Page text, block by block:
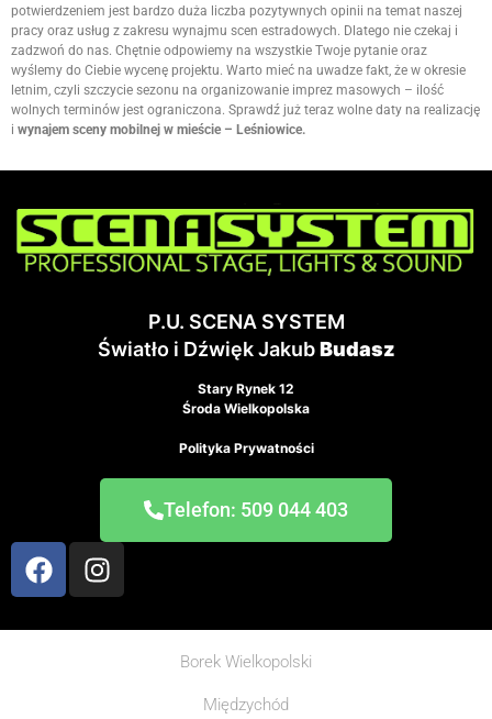
potwierdzeniem jest bardzo duża liczba pozytywnych opinii na temat naszej
pracy oraz usług z zakresu wynajmu scen estradowych. Dlatego nie czekaj i
zadzwoń do nas. Chętnie odpowiemy na wszystkie Twoje pytanie oraz
wyślemy do Ciebie wycenę projektu. Warto mieć na uwadze fakt, że w okresie
letnim, czyli szczycie sezonu na organizowanie imprez masowych – ilość
wolnych terminów jest ograniczona. Sprawdź już teraz wolne daty na realizację
i wynajem sceny mobilnej w mieście – Leśniowice.
P.U. SCENA SYSTEM
Światło i Dźwięk JakubBudasz
Stary Rynek 12
Środa Wielkopolska
Polityka Prywatności
Telefon: 509 044 403
Borek Wielkopolski
Międzychód